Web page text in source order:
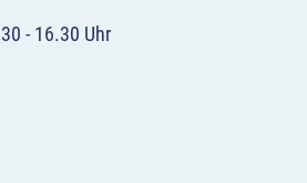
- 16.30 Uhr